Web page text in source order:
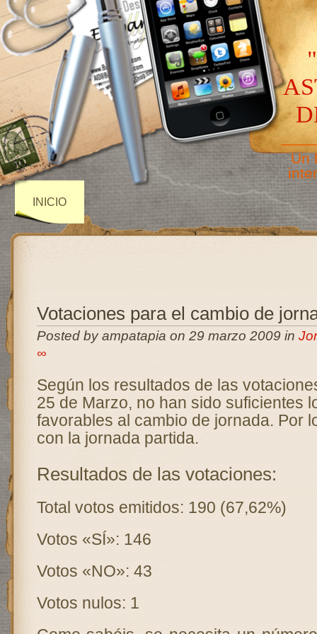
Un
INICIO
Votaciones para el cambio de
Posted by ampatapia on 29 marzo 2009 in
∞
Según los resultados de las
25 de Marzo, no han sido suficientes
favorables al cambio de jornada. Por
con la jornada partida.
Resultados de las votaciones:
Total votos emitidos: 190 (67,62%)
Votos «SÍ»: 146
Votos «NO»: 43
Votos nulos: 1